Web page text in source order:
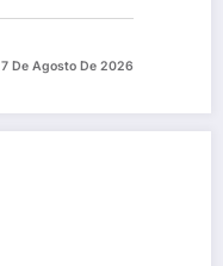
7 De Agosto De 2026